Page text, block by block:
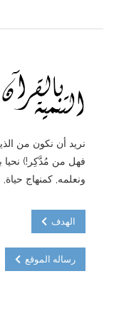
نريد أن نكون من
فهل من مُدَّكِر!) نحيا
ونعلمه, كمنهاج حياة,
الهدف
رساله الموقع